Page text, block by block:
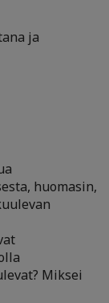
ja
huomasin,
Miksei